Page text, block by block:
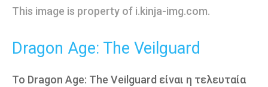
This image is property of i.kinja-img.com.
Dragon Age: The Veilguard
Το Dragon Age: The Veilguard είναι η τελευταία